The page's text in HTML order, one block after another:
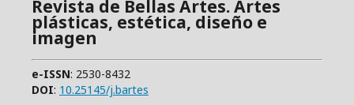
Revista de Bellas Artes. Artes
plásticas, estética, diseño e
imagen
e-ISSN: 2530-8432
DOI: 10.25145/j.bartes